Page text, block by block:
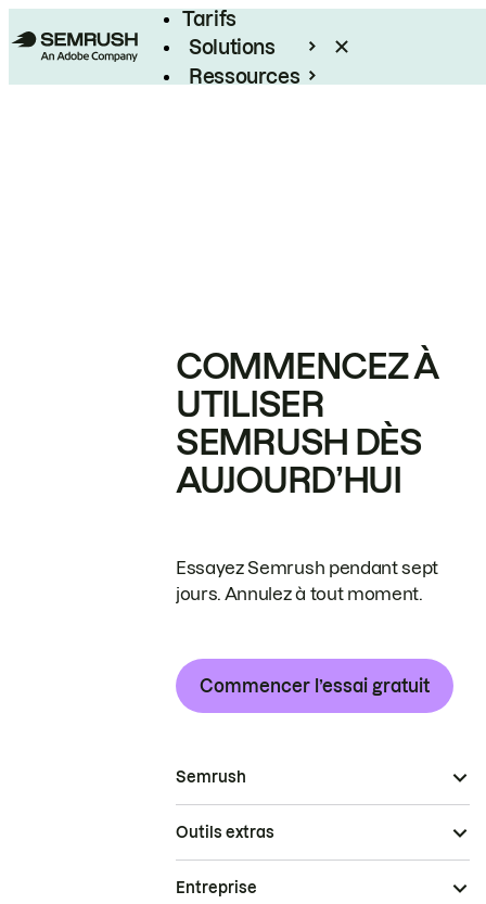
Tarifs
Solutions
Ressources
COMMENCEZ À
UTILISER
SEMRUSH DÈS
AUJOURD’HUI
Essayez Semrush pendant sept
jours. Annulez à tout moment.
Commencer l’essai gratuit
Semrush
Outils extras
Entreprise